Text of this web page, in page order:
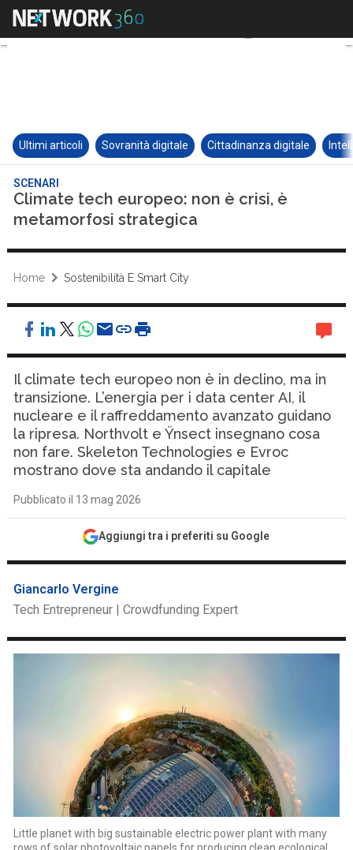
Ultimi articoli Sovranità digitale Cittadinanza digitale
SCENARI
Climate tech europeo: non è crisi, è
metamorfosi strategica
Home Sostenibilità E Smart City
Il climate tech europeo non è in declino, ma in
transizione. L’energia per i data center AI, il
nucleare e il raffreddamento avanzato guidano
la ripresa. Northvolt e Ÿnsect insegnano cosa
non fare. Skeleton Technologies e Evroc
mostrano dove sta andando il capitale
Pubblicato il 13 mag 2026
Aggiungi tra i preferiti su Google
Giancarlo Vergine
Tech Entrepreneur | Crowdfunding Expert
Little planet with big sustainable electric power plant with many